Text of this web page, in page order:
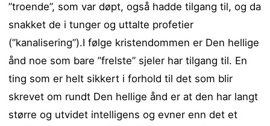
”troende”, som var døpt, også hadde tilgang til, og da
snakket de i tunger og uttalte profetier
(”kanalisering”).I følge kristendommen er Den hellige
ånd noe som bare ”frelste” sjeler har tilgang til. En
ting som er helt sikkert i forhold til det som blir
skrevet om rundt Den hellige ånd er at den har langt
større og utvidet intelligens og evner enn det et